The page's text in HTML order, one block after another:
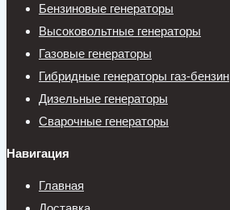
Бензиновые генераторы
Высоковольтные генераторы
Газовые генераторы
Гибридные генераторы газ-бензин
Дизельные генераторы
Сварочные генераторы
Навигация
Главная